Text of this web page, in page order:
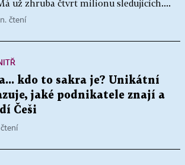
už zhruba čtvrt milionu sledujících....
čtení
kdo to sakra je? Unikátní
jaké podnikatele znají a
Češi